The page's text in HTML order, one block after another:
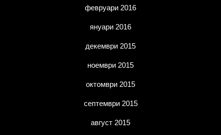
февруари 2016
януари 2016
декември 2015
ноември 2015
октомври 2015
септември 2015
август 2015